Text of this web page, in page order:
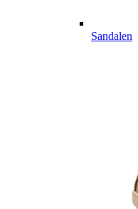
Sandalen